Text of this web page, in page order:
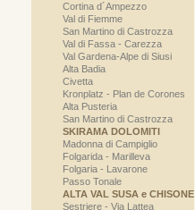
Cortina d´Ampezzo
Val di Fiemme
San Martino di Castrozza
Val di Fassa - Carezza
Val Gardena-Alpe di Siusi
Alta Badia
Civetta
Kronplatz - Plan de Corones
Alta Pusteria
San Martino di Castrozza
SKIRAMA DOLOMITI
Madonna di Campiglio
Folgarida - Marilleva
Folgaria - Lavarone
Passo Tonale
ALTA VAL SUSA e CHISONE
Sestriere - Via Lattea